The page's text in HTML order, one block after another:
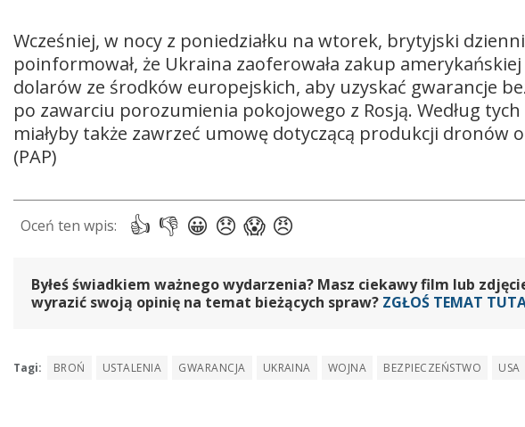
Wcześniej, w nocy z poniedziałku na wtorek, brytyjski
poinformował, że Ukraina zaoferowała zakup
dolarów ze środków europejskich, aby uzyskać gwarancje
po zawarciu porozumienia pokojowego z Rosją. Według
miałyby także zawrzeć umowę dotyczącą produkcji dronów
(PAP)
Byłeś świadkiem ważnego wydarzenia? Masz ciekawy film lub
wyrazić swoją opinię na temat bieżących spraw? ZGŁOŚ TEMAT
Tagi: BROŃ USTALENIA GWARANCJA UKRAINA WOJNA BEZPIECZEŃSTWO USA